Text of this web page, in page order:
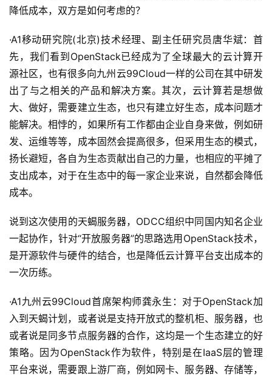
降低成本，双方是如何考虑的？
·A1移动研究院(北京)技术经理、副主任研究员唐华斌：首
先，我们看到OpenStack已经成为了全球最大的云计算开
源社区，也有很多向九州云99Cloud一样的公司在其中研发
出了与之相关的产品和解决方案。其次，云计算若是想做
大、做好，需要建立生态，也只有建立好生态，成本问题才
能解决。相悖的，如果所有工作都由企业自身来做，例如研
发、运维等等，成本固然会提高很多，但采用生态的模式，
扬长避短，各自为生态贡献出自己的力量，也相应的平摊了
支出成本，对于在生态中的每一家企业来说，自然都会降低
成本。
说到这次使用的天蝎服务器，ODCC组织中同国内知名企业
一起协作，针对“开放服务器”的思路选用OpenStack技术，
是开源软件与硬件的结合，也是降低云计算平台支出成本的
一次历练。
·A1九州云99Cloud首席架构师龚永生：对于OpenStack加
入到天蝎计划，或者说是支持开放式的整机柜、服务器，也
或者说是同多节点服务器的合作，这均是一个生态建立的好
策略。因为OpenStack作为软件，特别是在IaaS层的管理
平台来说，需要跟上游厂商，例如网卡、服务器、存储等，